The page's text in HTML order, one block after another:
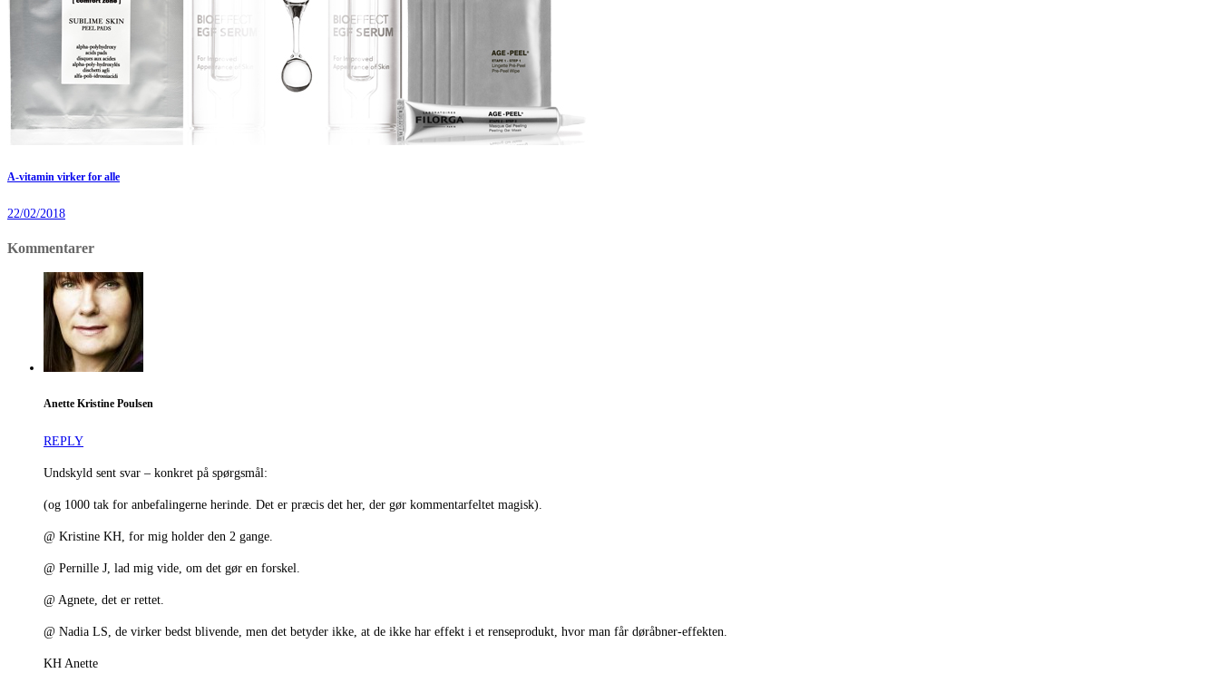
A-vitamin virker for alle
22/02/2018
Kommentarer
Anette Kristine Poulsen
REPLY
Undskyld sent svar – konkret på spørgsmål:
(og 1000 tak for anbefalingerne herinde. Det er præcis det her, der gør kommentarfeltet magisk).
@ Kristine KH, for mig holder den 2 gange.
@ Pernille J, lad mig vide, om det gør en forskel.
@ Agnete, det er rettet.
@ Nadia LS, de virker bedst blivende, men det betyder ikke, at de ikke har effekt i et renseprodukt, hvor man får døråbner-effekten.
KH Anette